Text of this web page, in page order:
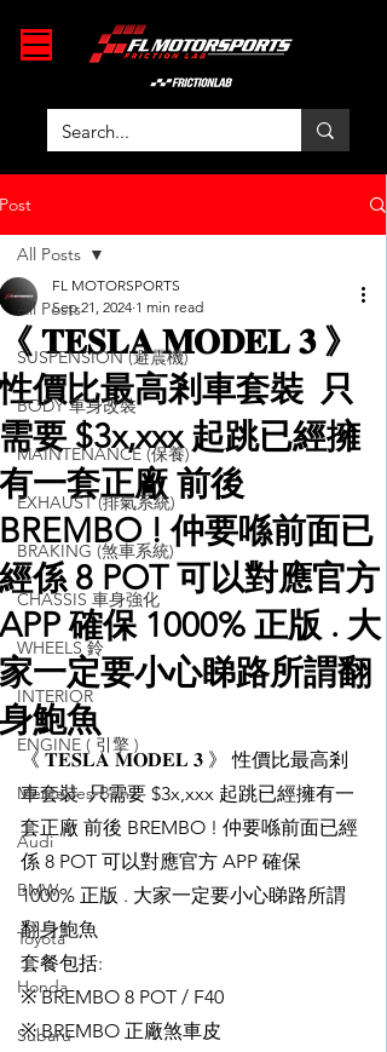
Post
All Posts
SUSPENSION (避震機)
BODY 車身改裝
MAINTENANCE (保養)
EXHAUST (排氣系統)
BRAKING (煞車系統)
CHASSIS 車身強化
WHEELS 鈴
INTERIOR
ENGINE ( 引擎 )
Mercedes-Benz
Audi
BMW
Toyota
Honda
Subaru
All Posts
《 𝐓𝐄𝐒𝐋𝐀 𝐌𝐎𝐃𝐄𝐋 𝟑 》
性價比最高剎車套裝 只
需要 $3x,xxx 起跳已經擁
有一套正廠 前後
BREMBO ! 仲要喺前面已
經係 8 POT 可以對應官方
APP 確保 1000% 正版 . 大
家一定要小心睇路所謂翻
身鮑魚
FL MOTORSPORTS
Sep 21, 2024 1 min read
《 𝐓𝐄𝐒𝐋𝐀 𝐌𝐎𝐃𝐄𝐋 𝟑 》 性價比最高剎
車套裝  只需要 $3x,xxx 起跳已經擁有一
套正廠 前後 BREMBO ! 仲要喺前面已經
係 8 POT 可以對應官方 APP 確保
1000% 正版 . 大家一定要小心睇路所謂
翻身鮑魚
套餐包括:
※ BREMBO 8 POT / F40
※ BREMBO 正廠煞車皮